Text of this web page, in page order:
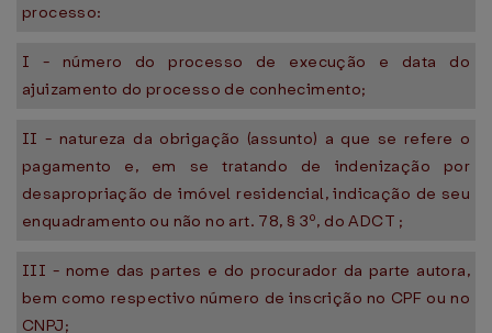
processo:
I - número do processo de execução e data do
ajuizamento do processo de conhecimento;
II - natureza da obrigação (assunto) a que se refere o
pagamento e, em se tratando de indenização por
desapropriação de imóvel residencial, indicação de seu
enquadramento ou não no art. 78, § 3º, do ADCT ;
III - nome das partes e do procurador da parte autora,
bem como respectivo número de inscrição no CPF ou no
CNPJ;